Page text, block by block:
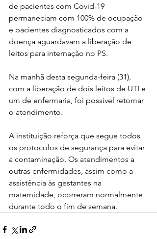
de pacientes com Covid-19
permaneciam com 100% de ocupação
e pacientes diagnosticados com a
doença aguardavam a liberação de
leitos para internação no PS.
Na manhã desta segunda-feira (31),
com a liberação de dois leitos de UTI e
um de enfermaria, foi possível retomar
o atendimento.
A instituição reforça que segue todos
os protocolos de segurança para evitar
a contaminação. Os atendimentos a
outras enfermidades, assim como a
assistência às gestantes na
maternidade, ocorreram normalmente
durante todo o fim de semana.